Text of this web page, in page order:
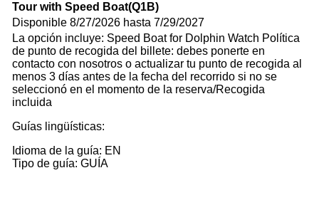
Tour with Speed Boat(Q1B)
Disponible 8/27/2026 hasta 7/29/2027
La opción incluye: Speed Boat for Dolphin Watch Política
de punto de recogida del billete: debes ponerte en
contacto con nosotros o actualizar tu punto de recogida al
menos 3 días antes de la fecha del recorrido si no se
seleccionó en el momento de la reserva/Recogida
incluida
Guías lingüísticas:
Idioma de la guía: EN
Tipo de guía: GUÍA